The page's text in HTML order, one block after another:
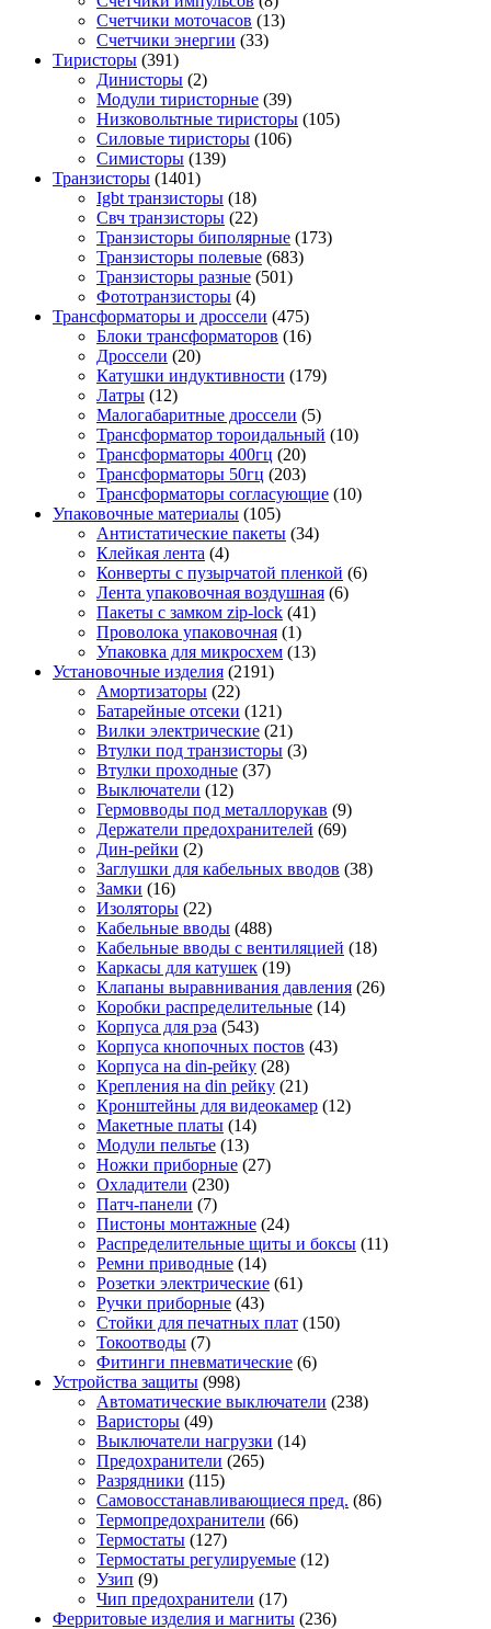
Счетчики моточасов (13)
Счетчики энергии (33)
Тиристоры (391)
Динисторы (2)
Модули тиристорные (39)
Низковольтные тиристоры (105)
Силовые тиристоры (106)
Симисторы (139)
Транзисторы (1401)
Igbt транзисторы (18)
Свч транзисторы (22)
Транзисторы биполярные (173)
Транзисторы полевые (683)
Транзисторы разные (501)
Фототранзисторы (4)
Трансформаторы и дроссели (475)
Блоки трансформаторов (16)
Дроссели (20)
Катушки индуктивности (179)
Латры (12)
Малогабаритные дроссели (5)
Трансформатор тороидальный (10)
Трансформаторы 400гц (20)
Трансформаторы 50гц (203)
Трансформаторы согласующие (10)
Упаковочные материалы (105)
Антистатические пакеты (34)
Клейкая лента (4)
Конверты с пузырчатой пленкой (6)
Лента упаковочная воздушная (6)
Пакеты с замком zip-lock (41)
Проволока упаковочная (1)
Упаковка для микросхем (13)
Установочные изделия (2191)
Амортизаторы (22)
Батарейные отсеки (121)
Вилки электрические (21)
Втулки под транзисторы (3)
Втулки проходные (37)
Выключатели (12)
Гермовводы под металлорукав (9)
Держатели предохранителей (69)
Дин-рейки (2)
Заглушки для кабельных вводов (38)
Замки (16)
Изоляторы (22)
Кабельные вводы (488)
Кабельные вводы с вентиляцией (18)
Каркасы для катушек (19)
Клапаны выравнивания давления (26)
Коробки распределительные (14)
Корпуса для рэа (543)
Корпуса кнопочных постов (43)
Корпуса на din-рейку (28)
Крепления на din рейку (21)
Кронштейны для видеокамер (12)
Макетные платы (14)
Модули пельтье (13)
Ножки приборные (27)
Охладители (230)
Патч-панели (7)
Пистоны монтажные (24)
Распределительные щиты и боксы (11)
Ремни приводные (14)
Розетки электрические (61)
Ручки приборные (43)
Стойки для печатных плат (150)
Токоотводы (7)
Фитинги пневматические (6)
Устройства защиты (998)
Автоматические выключатели (238)
Варисторы (49)
Выключатели нагрузки (14)
Предохранители (265)
Разрядники (115)
Самовосстанавливающиеся пред. (86)
Термопредохранители (66)
Термостаты (127)
Термостаты регулируемые (12)
Узип (9)
Чип предохранители (17)
Ферритовые изделия и магниты (236)